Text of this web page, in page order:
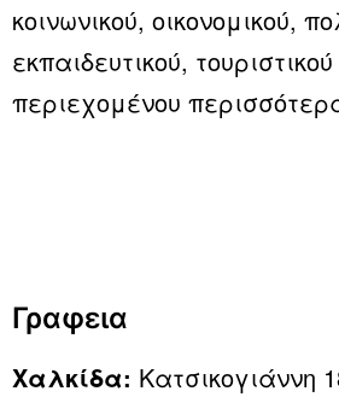
κοινωνικού, οικονομικού,
εκπαιδευτικού,
περιεχομένου
Γραφεια
Χαλκίδα: Κατσικογιάννη